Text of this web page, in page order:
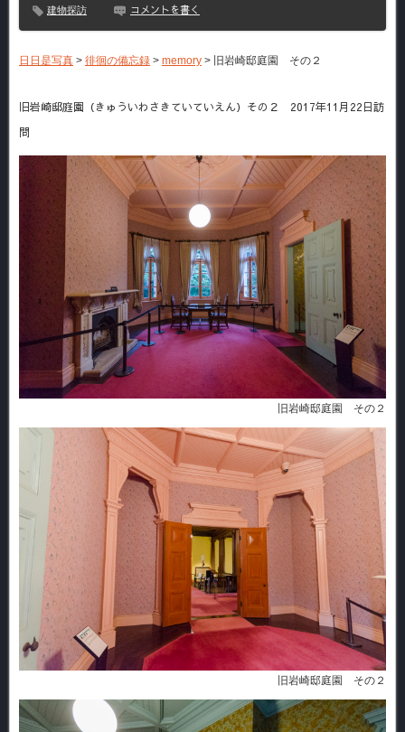
建物探訪
コメントを書く
日日是写真 > 徘徊の備忘録 > memory > 旧岩崎邸庭園 その２
旧岩崎邸庭園（きゅういわさきていていえん）その２ 2017年11月22日訪
問
旧岩崎邸庭園 その２
旧岩崎邸庭園 その２